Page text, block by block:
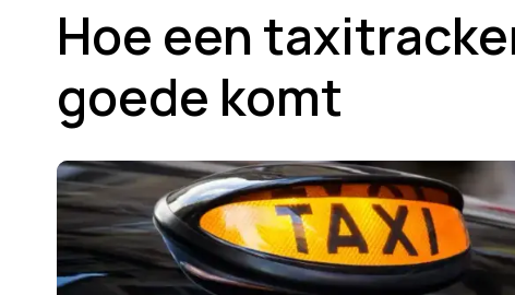
Hoe een
goede komt